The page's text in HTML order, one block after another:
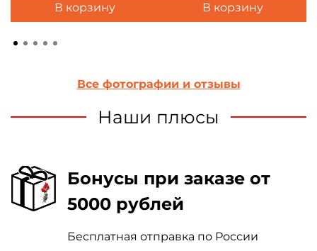
В корзину В корзину
Все фотографии и отзывы
Наши плюсы
Бонусы при заказе от
5000 рублей
Бесплатная отправка по России